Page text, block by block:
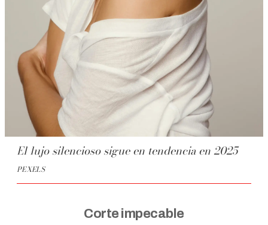
El lujo silencioso sigue en tendencia en 2025
PEXELS
Corte impecable